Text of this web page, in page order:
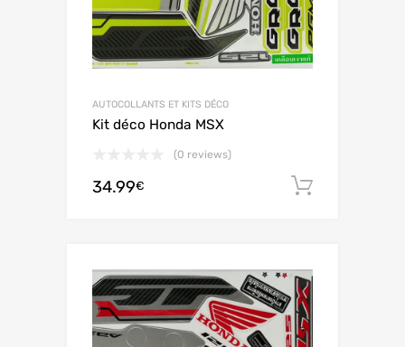
AUTOCOLLANTS ET KITS DÉCO
Kit déco Honda MSX
(0 reviews)
34.99€